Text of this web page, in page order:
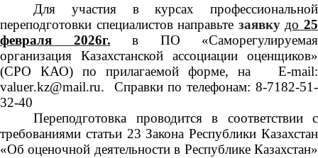
Для участия в курсах профессиональной
переподготовки специалистов направьте заявку до 25
февраля 2026г. в ПО «Саморегулируемая
организация Казахстанской ассоциации оценщиков»
(СРО КАО) по прилагаемой форме, на Е-mail:
valuer.kz@mail.ru. Справки по телефонам: 8-7182-51-
32-40
Переподготовка проводится в соответствии с
требованиями статьи 23 Закона Республики Казахстан
«Об оценочной деятельности в Республике Казахстан»